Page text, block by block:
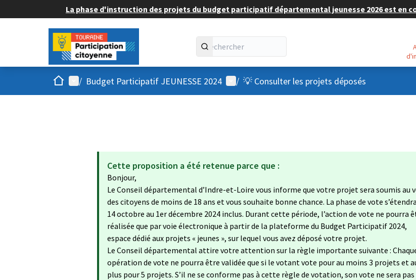
La phase d'instruction des projets du budget participatif départemental jeunesse 2026 est en
Aide
AccueilMenu principal
/ Budget Participatif JEUNESSE 2024 Menu utilisateur
/ 💡 Consulter les projets déposés
Cette proposition a été retenue parce que :
Bonjour,
Le Conseil départemental d’Indre-et-Loire vous informe que votre projet sera soumis au
des citoyens de moins de 18 ans et vous souhaite bonne chance. La phase de vote
14 octobre au 1er décembre 2024 inclus. Durant cette période, l’action de vote ne pourra
réalisée que par voie électronique à partir de la plateforme du Budget Participatif 2024,
espace dédié aux projets « jeunes », sur lequel vous avez déposé votre projet.
Le Conseil départemental attire votre attention sur la règle importante suivante :
opération de vote ne pourra être validée que si le votant vote pour au moins 3 projets et
plus pour 5 projets. S’il ne se conforme pas à cette règle de votation, son vote ne sera pas